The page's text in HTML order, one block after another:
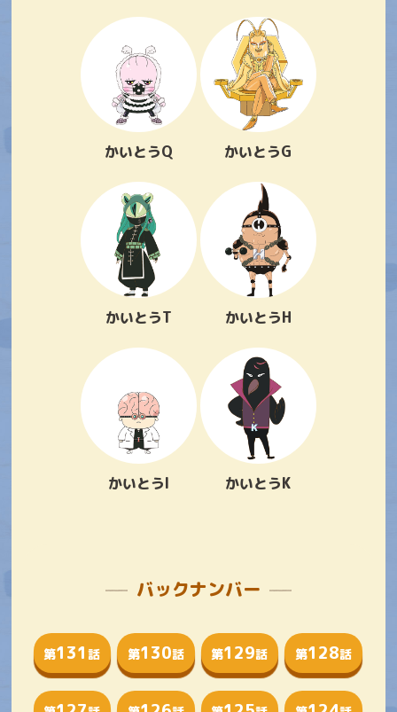
かいとうQ かいとうG
かいとうT かいとうH
かいとうI かいとうK
バックナンバー
第131話 第130話 第129話 第128話